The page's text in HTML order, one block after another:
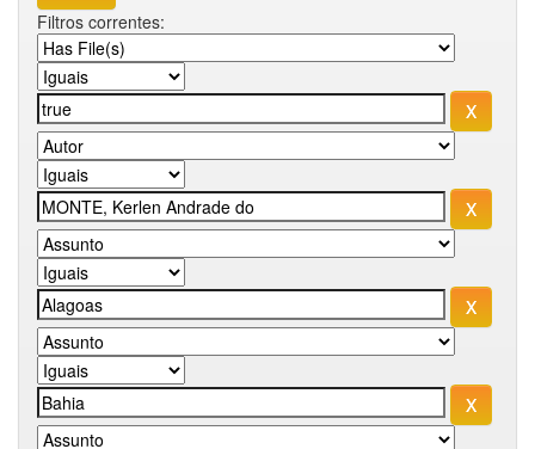
Filtros correntes: